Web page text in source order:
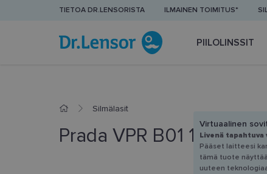
TIETOA DR.LENSORISTA ILMAINEN TOIMITUS*
PIILOLINSSIT
Silmälasit
Prada VPR B01 12R-1O1
Virtuaalinen
Livenä
Pääset laitteesi
tämä tuote
uuteen